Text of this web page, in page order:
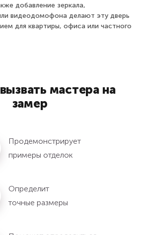
добавление зеркала,
видеодомофона делают эту дверь
для квартиры, офиса или частного
мастера на
замер
Продемонстрирует
примеры отделок
Определит
точные размеры